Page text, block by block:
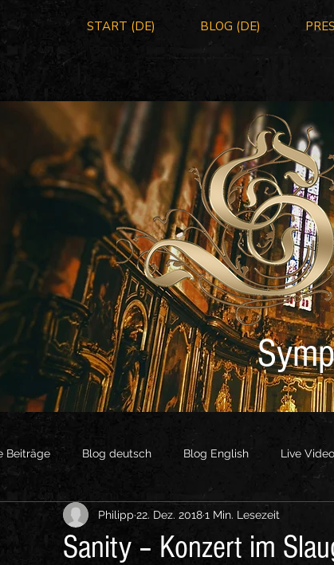
START (DE) BLOG (DE)
Beiträge Blog deutsch Blog English Live
Vlogs English Sonstige Videos Other Videos
Sanity – Konzert im
Philipp 22. Dez. 20181 Min. Lesezeit